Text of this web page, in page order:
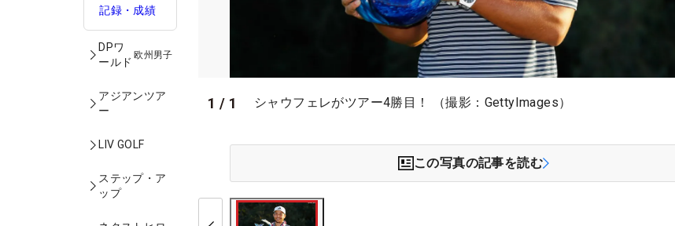
記録・成績
DPワ
ールド
欧州男子
アジアンツア
ー
LIV GOLF
ステップ・ア
ップ
1 / 1 シャウフェレがツアー4勝目！ （撮影：GettyImages）
この写真の記事を読む